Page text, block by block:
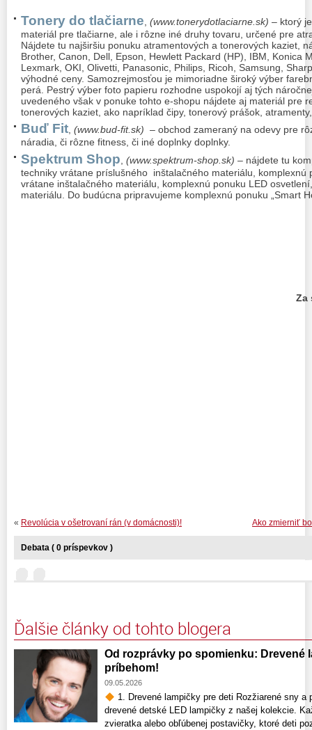
Tonery do tlačiarne (www.tonerydotlaciarne.sk) – ktorý
materiál pre tlačiarne, ale i rôzne iné druhy tovaru, určené pre
Nájdete tu najširšiu ponuku atramentových a tonerových kaziet,
Brother, Canon, Dell, Epson, Hewlett Packard (HP), IBM, Konica
Lexmark, OKI, Olivetti, Panasonic, Philips, Ricoh, Samsung,
výhodné ceny. Samozrejmosťou je mimoriadne široký výber
perá. Pestrý výber foto papieru rozhodne uspokojí aj tých
uvedeného však v ponuke tohto e-shopu nájdete aj materiál pre
tonerových kaziet, ako napríklad čipy, tonerový prášok,
Buď Fit, (www.bud-fit.sk) – obchod zameraný na odevy pre
náradia, či rôzne fitness, či iné doplnky doplnky.
Spektrum Shop (www.spektrum-shop.sk) – nájdete tu
techniky vrátane príslušného inštalačného materiálu, komplexnú
vrátane inštalačného materiálu, komplexnú ponuku LED
materiálu. Do budúcna pripravujeme komplexnú ponuku „Smart
Za
Ako zmierniť
« Revolúcia v ošetrovaní rán (v domácnosti)!
Debata ( 0 príspevkov )
Ďalšie články od tohto blogera
Od rozprávky po spomienku: Drevené
príbehom!
09.05.2026
1. Drevené lampičky pre deti Rozžiarené sny a
drevené detské LED lampičky z našej kolekcie.
zvieratka alebo obľúbenej postavičky, ktoré deti